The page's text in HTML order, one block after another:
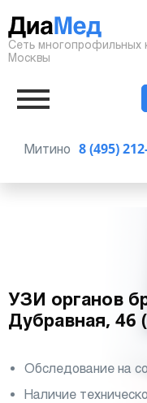
Сеть многопрофильных
Москвы
8 (495)
Митино
УЗИ органов
Дубравная, 46
Обследование на
Наличие